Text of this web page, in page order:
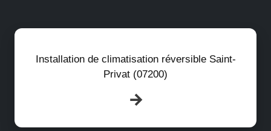
Installation de climatisation réversible Saint-
Privat (07200)